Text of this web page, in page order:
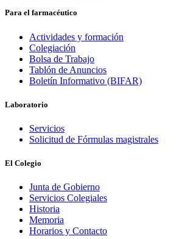
Para el farmacéutico
Actividades y formación
Colegiación
Bolsa de Trabajo
Tablón de Anuncios
Boletín Informativo (BIFAR)
Laboratorio
Servicios
Solicitud de Fórmulas magistrales
El Colegio
Junta de Gobierno
Servicios Colegiales
Historia
Memoria
Horarios y Contacto